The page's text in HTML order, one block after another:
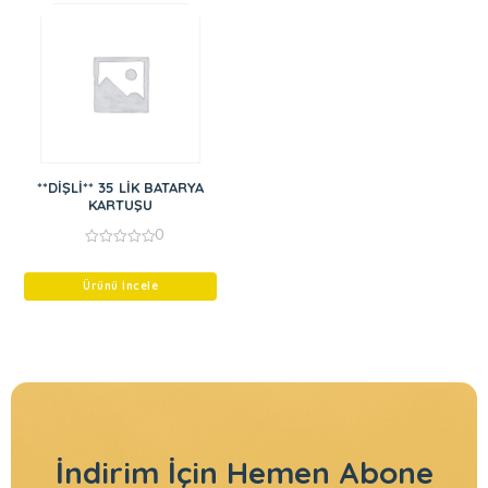
**DİŞLİ** 35 LİK BATARYA
KARTUŞU
of
0
Ürünü İncele
İndirim İçin Hemen Abone